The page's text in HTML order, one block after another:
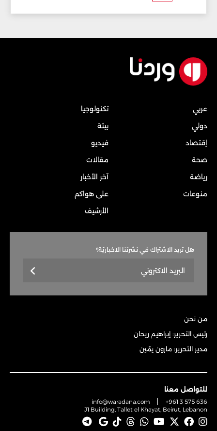
عربي
دولي
إقتصاد
صحة
رياضة
منوعات
تكنولوجيا
بيئة
فيديو
مقالات
آخر الأخبار
على هواكم
الأرشيف
هل تريد الاشتراك في نشرتنا الاخباريّة؟
من نحن
رئيس التحرير: إبراهيم ريحان
مدير التحرير: مارون يمّين
للتواصل معنا
info@waradana.com
+961 3 575 636
J1 Building, Tallet el Khayat, Beirut, Lebanon